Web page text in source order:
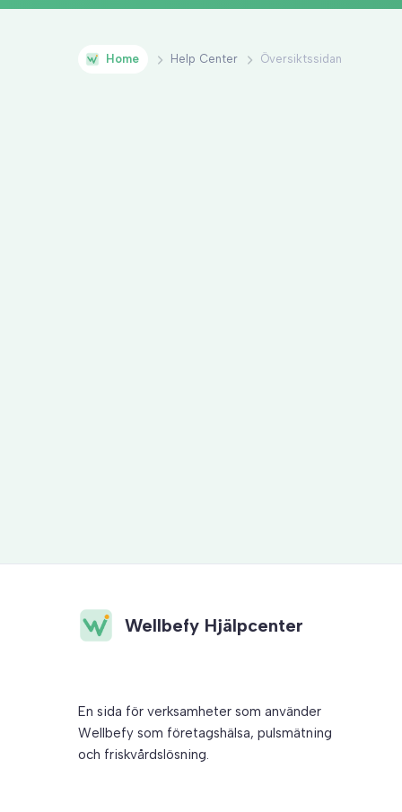
Home Help Center Översiktssidan
Wellbefy Hjälpcenter
En sida för verksamheter som använder
Wellbefy som företagshälsa, pulsmätning
och friskvårdslösning.